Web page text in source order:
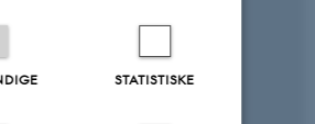
i danske
STATISTISKE